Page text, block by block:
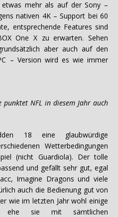
mehr als auf der Sony –
nativen 4K – Support bei 60
entsprechende Features sind
One X zu erwarten. Sehen
aber auch auf den
– Version wird es wie immer
NFL in diesem Jahr auch
18 eine glaubwürdige
Wetterbedingungen
(nicht Guardiola). Der tolle
und gefällt sehr gut, egal
Imagine Dragons und viele
auch die Bedienung gut von
wie im letzten Jahr wohl einige
ehe sie mit sämtlichen